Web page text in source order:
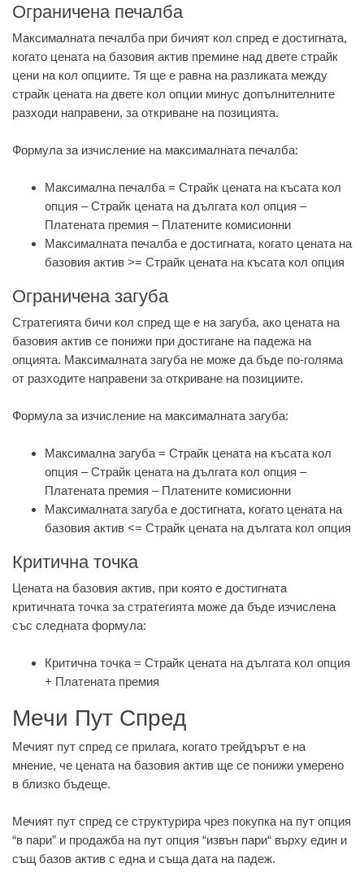
Ограничена печалба
Максималната печалба при бичият кол спред е достигната,
когато цената на базовия актив премине над двете страйк
цени на кол опциите. Тя ще е равна на разликата между
страйк цената на двете кол опции минус допълнителните
разходи направени, за откриване на позицията.
Формула за изчисление на максималната печалба:
Максимална печалба = Страйк цената на късата кол
опция – Страйк цената на дългата кол опция –
Платената премия – Платените комисионни
Максималната печалба е достигната, когато цената на
базовия актив >= Страйк цената на късата кол опция
Ограничена загуба
Стратегията бичи кол спред ще е на загуба, ако цената на
базовия актив се понижи при достигане на падежа на
опцията. Максималната загуба не може да бъде по-голяма
от разходите направени за откриване на позициите.
Формула за изчисление на максималната загуба:
Максимална загуба = Страйк цената на късата кол
опция – Страйк цената на дългата кол опция –
Платената премия – Платените комисионни
Максималната загуба е достигната, когато цената на
базовия актив <= Страйк цената на дългата кол опция
Критична точка
Цената на базовия актив, при която е достигната
критичната точка за стратегията може да бъде изчислена
със следната формула:
Критична точка = Страйк цената на дългата кол опция
+ Платената премия
Мечи Пут Спред
Мечият пут спред се прилага, когато трейдърът е на
мнение, че цената на базовия актив ще се понижи умерено
в близко бъдеще.
Мечият пут спред се структурира чрез покупка на пут опция
“в пари” и продажба на пут опция “извън пари“ върху един и
същ базов актив с една и съща дата на падеж.